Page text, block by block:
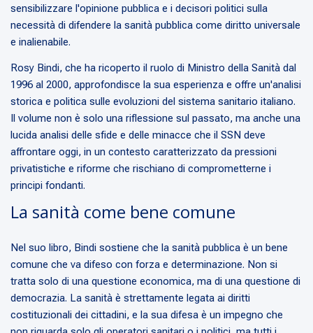
sensibilizzare l'opinione pubblica e i decisori politici sulla
necessità di difendere la sanità pubblica come diritto universale
e inalienabile.
Rosy Bindi, che ha ricoperto il ruolo di Ministro della Sanità dal
1996 al 2000, approfondisce la sua esperienza e offre un'analisi
storica e politica sulle evoluzioni del sistema sanitario italiano.
Il volume non è solo una riflessione sul passato, ma anche una
lucida analisi delle sfide e delle minacce che il SSN deve
affrontare oggi, in un contesto caratterizzato da pressioni
privatistiche e riforme che rischiano di comprometterne i
principi fondanti.
La sanità come bene comune
Nel suo libro, Bindi sostiene che la sanità pubblica è un bene
comune che va difeso con forza e determinazione. Non si
tratta solo di una questione economica, ma di una questione di
democrazia. La sanità è strettamente legata ai diritti
costituzionali dei cittadini, e la sua difesa è un impegno che